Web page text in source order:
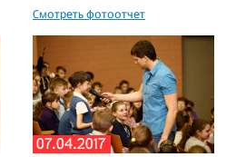
Смотреть фотоотчет
07.04.2017